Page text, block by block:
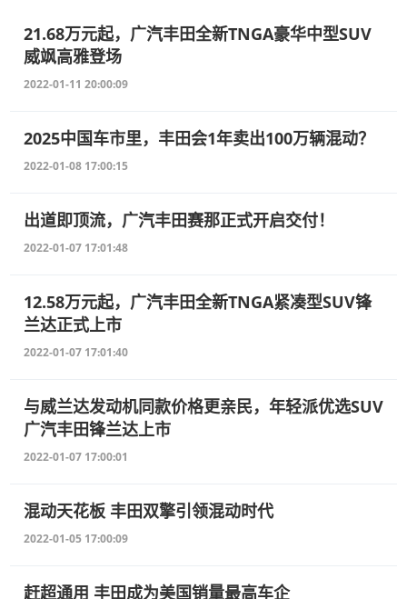
21.68万元起，广汽丰田全新TNGA豪华中型SUV
威飒高雅登场
2022-01-11 20:00:09
2025中国车市里，丰田会1年卖出100万辆混动？
2022-01-08 17:00:15
出道即顶流，广汽丰田赛那正式开启交付！
2022-01-07 17:01:48
12.58万元起，广汽丰田全新TNGA紧凑型SUV锋
兰达正式上市
2022-01-07 17:01:40
与威兰达发动机同款价格更亲民，年轻派优选SUV
广汽丰田锋兰达上市
2022-01-07 17:00:01
混动天花板 丰田双擎引领混动时代
2022-01-05 17:00:09
赶超通用 丰田成为美国销量最高车企